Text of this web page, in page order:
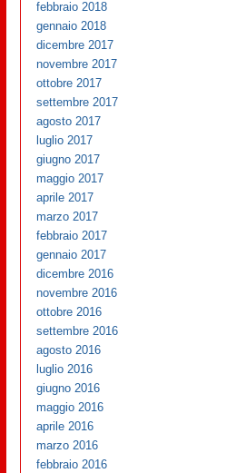
febbraio 2018
gennaio 2018
dicembre 2017
novembre 2017
ottobre 2017
settembre 2017
agosto 2017
luglio 2017
giugno 2017
maggio 2017
aprile 2017
marzo 2017
febbraio 2017
gennaio 2017
dicembre 2016
novembre 2016
ottobre 2016
settembre 2016
agosto 2016
luglio 2016
giugno 2016
maggio 2016
aprile 2016
marzo 2016
febbraio 2016